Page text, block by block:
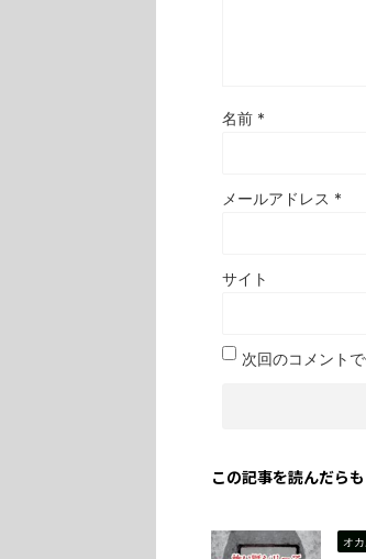
名前 *
メールアドレス *
サイト
次回のコメント
この記事を読んだら
オ